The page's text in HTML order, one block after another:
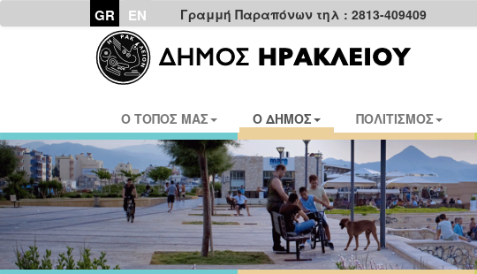
GR EN Γραμμή Παραπόνων τηλ : 2813-409409
Ο ΤΟΠΟΣ ΜΑΣ Ο ΔΗΜΟΣ ΠΟΛΙΤΙΣΜΟΣ